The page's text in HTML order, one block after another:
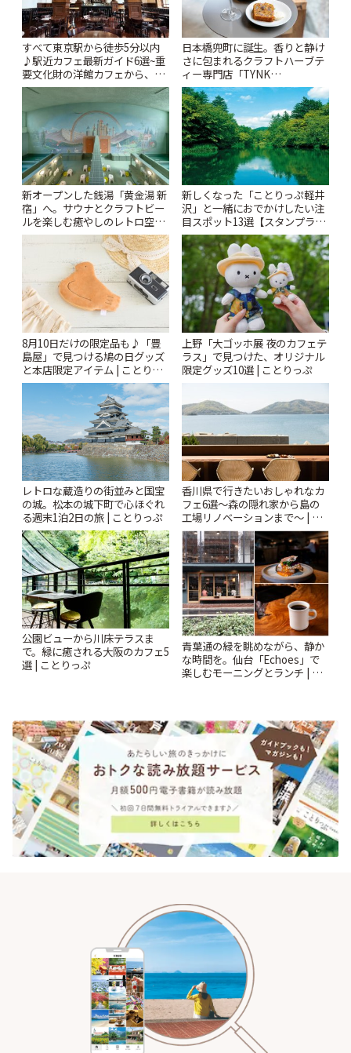
すべて東京駅から徒歩5分以内
♪駅近カフェ最新ガイド6選~重
要文化財の洋館カフェから、改
札すぐのレトロ喫茶まで~ | こと
日本橋兜町に誕生。香りと静け
さに包まれるクラフトハーブテ
ィー専門店「TYNK
Kabutocho」 | ことりっぷ
新オープンした銭湯「黄金湯 新
宿」へ。サウナとクラフトビー
ルを楽しむ癒やしのレトロ空間
| ことりっぷ
新しくなった「ことりっぷ軽井
沢」と一緒におでかけしたい注
目スポット13選【スタンプラリ
ー開催中】 | ことりっぷ
8月10日だけの限定品も♪「豊
島屋」で見つける鳩の日グッズ
と本店限定アイテム | ことりっ
ぷ
上野「大ゴッホ展 夜のカフェテ
ラス」で見つけた、オリジナル
限定グッズ10選 | ことりっぷ
レトロな蔵造りの街並みと国宝
の城。松本の城下町で心ほぐれ
る週末1泊2日の旅 | ことりっぷ
香川県で行きたいおしゃれなカ
フェ6選〜森の隠れ家から島の
工場リノベーションまで〜 | こ
とりっぷ
公園ビューから川床テラスま
で。緑に癒される大阪のカフェ5
選 | ことりっぷ
青葉通の緑を眺めながら、静か
な時間を。仙台「Echoes」で
楽しむモーニングとランチ | こ